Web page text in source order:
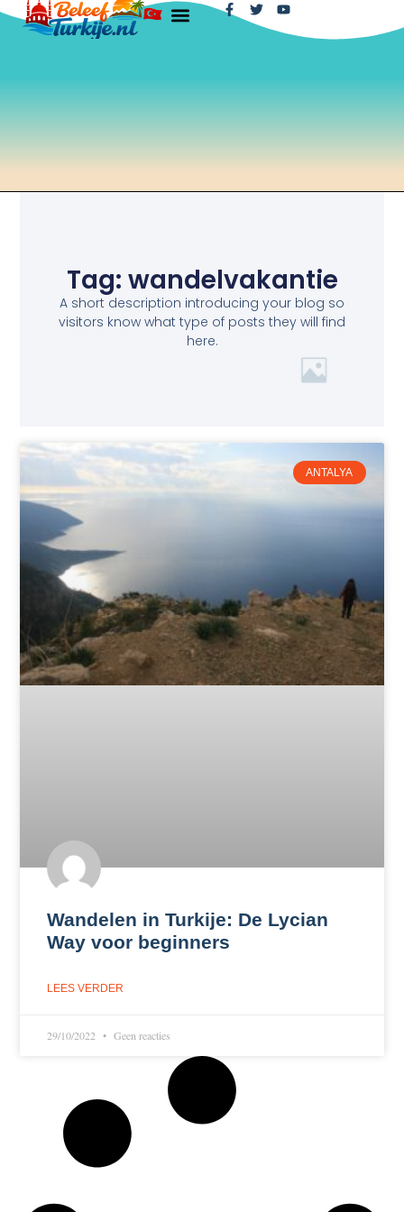
Tag: wandelvakantie
A short description introducing your blog so
visitors know what type of posts they will find
here.
ANTALYA
Wandelen in Turkije: De Lycian
Way voor beginners
LEES VERDER
29/10/2022 Geen reacties